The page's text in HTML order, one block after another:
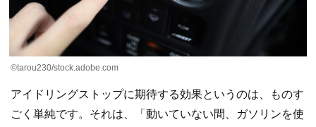
©tarou230/stock.adobe.com
アイドリングストップに期待する効果というのは、ものす
ごく単純です。それは、「動いていない間、ガソリンを使